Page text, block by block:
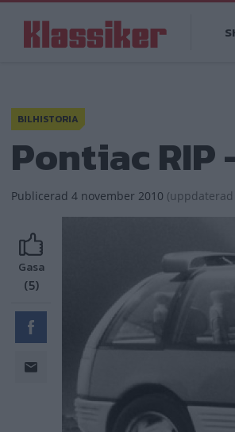
huvudinnehåll
BILHISTORIA
Pontiac RIP
Publicerad 4 november 2010 (uppdaterad
Gasa
(5)